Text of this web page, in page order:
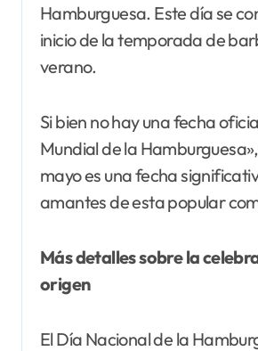
Hamburguesa. Este día se
inicio de la temporada de
verano.
Si bien no hay una fecha
Mundial de la
mayo es una fecha
amantes de esta popular
Más detalles sobre la
origen
El Día Nacional de la